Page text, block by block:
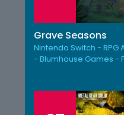
Grave Seasons
Nintendo Switch - RPG
- Blumhouse Games -